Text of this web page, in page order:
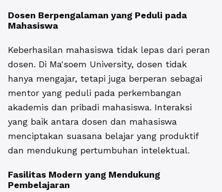
Dosen Berpengalaman yang Peduli pada
Mahasiswa
Keberhasilan mahasiswa tidak lepas dari peran
dosen. Di Ma'soem University, dosen tidak
hanya mengajar, tetapi juga berperan sebagai
mentor yang peduli pada perkembangan
akademis dan pribadi mahasiswa. Interaksi
yang baik antara dosen dan mahasiswa
menciptakan suasana belajar yang produktif
dan mendukung pertumbuhan intelektual.
Fasilitas Modern yang Mendukung
Pembelajaran